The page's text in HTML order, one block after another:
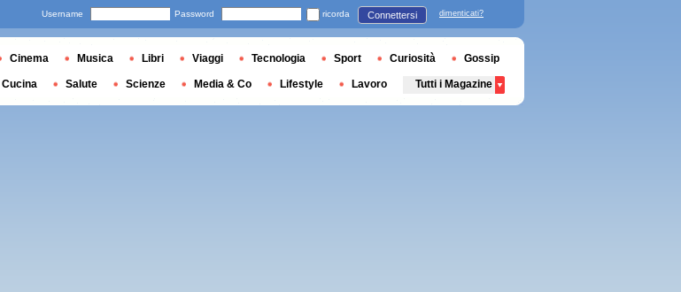
Username Password ricorda Connettersi dimenticati?
Cinema Musica Libri Viaggi Tecnologia Sport Curiosità Gossip
Cucina Salute Scienze Media & Co Lifestyle Lavoro Tutti i Magazine